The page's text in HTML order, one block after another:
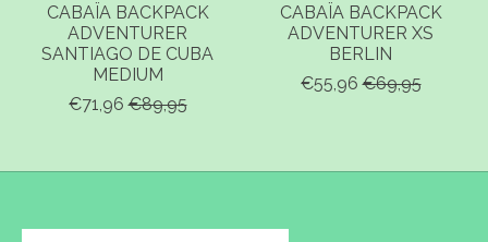
CABAÏA BACKPACK
ADVENTURER
SANTIAGO DE CUBA
MEDIUM
€71,96 €89,95
CABAÏA BACKPACK
ADVENTURER XS
BERLIN
€55,96 €69,95